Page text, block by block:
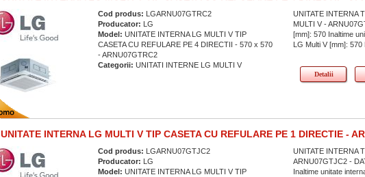
Cod produs: LGARNU07GTRC2
Producator: LG
Model:UNITATE INTERNA LG MULTI V TIP
CASETA CU REFULARE PE 4 DIRECTII - 570 x 570
- ARNU07GTRC2
Categorii:UNITATI INTERNE LG MULTI V
UNITATE INTERNA
MULTI V -
[mm]: 570 Inaltime
LG Multi V [mm]: 570
Detalii
UNITATE INTERNA LG MULTI V TIP CASETA CU REFULARE PE 1 DIRECTIE -
Cod produs: LGARNU07GTJC2
Producator: LG
Model:UNITATE INTERNA LG MULTI V TIP
UNITATE INTERNA
ARNU07GTJC2 -
Inaltime unitate